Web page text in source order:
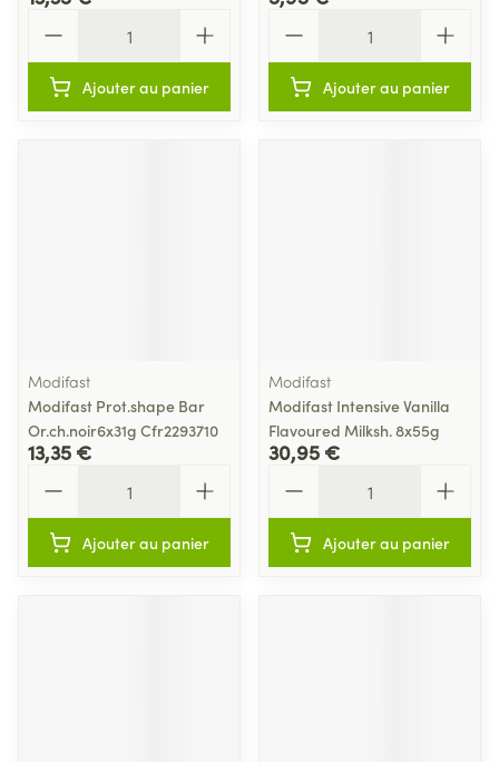
Ajouter au panier Ajouter au panier
Modifast
Modifast Prot.shape Bar
Or.ch.noir6x31g Cfr2293710
13,35 €
Ajouter au panier
Modifast
Modifast Intensive Vanilla
Flavoured Milksh. 8x55g
30,95 €
Ajouter au panier